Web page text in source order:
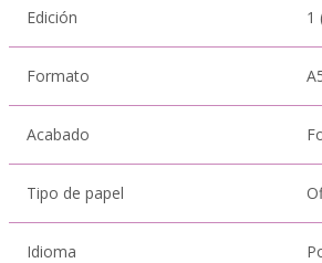
Edición 1
Formato
Acabado
Tipo de papel
Idioma